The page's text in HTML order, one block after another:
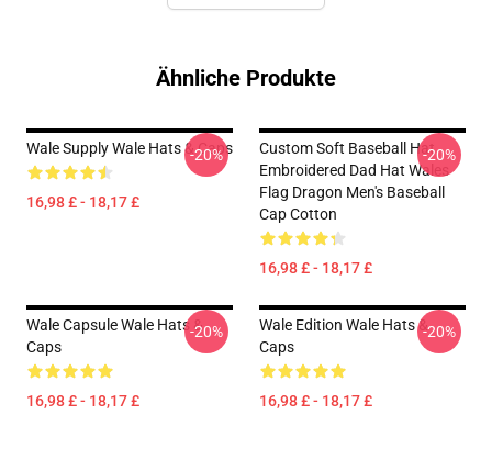
Ähnliche Produkte
Wale Supply Wale Hats & Caps
16,98 £ - 18,17 £
-20%
Custom Soft Baseball Hat
Embroidered Dad Hat Wales
Flag Dragon Men's Baseball
Cap Cotton
16,98 £ - 18,17 £
-20%
Wale Capsule Wale Hats &
Caps
16,98 £ - 18,17 £
-20%
Wale Edition Wale Hats &
Caps
16,98 £ - 18,17 £
-20%